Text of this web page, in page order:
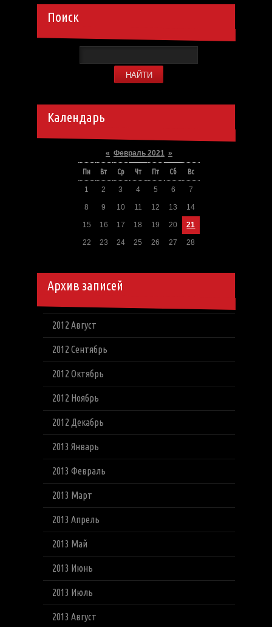
Поиск
Календарь
« Февраль 2021 »
Пн Вт Ср Чт Пт Сб Вс
1 2 3 4 5 6 7
8 9 10 11 12 13 14
15 16 17 18 19 20 21
22 23 24 25 26 27 28
Архив записей
2012 Август
2012 Сентябрь
2012 Октябрь
2012 Ноябрь
2012 Декабрь
2013 Январь
2013 Февраль
2013 Март
2013 Апрель
2013 Май
2013 Июнь
2013 Июль
2013 Август